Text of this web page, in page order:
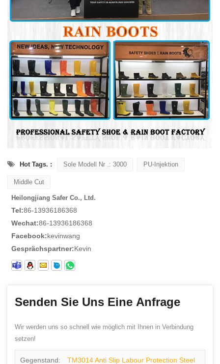
Hot Tags. : Sole Modell Nr .: 3000 PU-Injektion
Middle Cut
Heilongjiang Safer Co., Ltd.
Tel:86-13936186368
Wechat:86-13936186368
Facebook:kevinwang
Gesprächspartner:Kevin
Senden Sie Uns Eine Anfrage
Wir werden uns so schnell wie möglich mit Ihnen in Verbindung
setzen!
Gegenstand: TM3014 Anti Slip Labour Protection Steel